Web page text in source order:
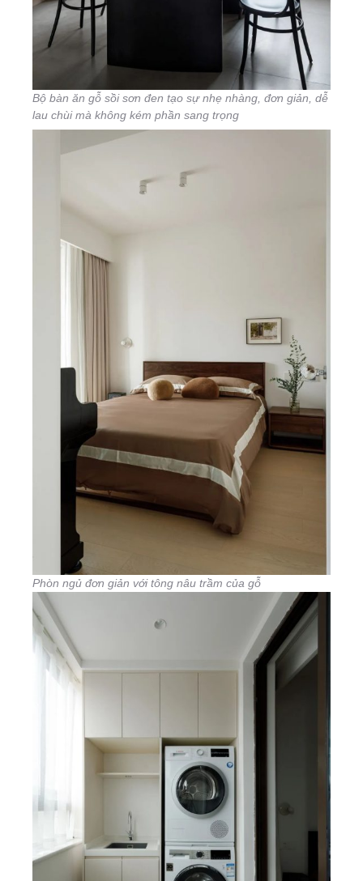
Bộ bàn ăn gỗ sồi sơn đen tạo sự nhẹ nhàng, đơn giản, dễ
lau chùi mà không kém phần sang trọng
Phòn ngủ đơn giản với tông nâu trầm của gỗ